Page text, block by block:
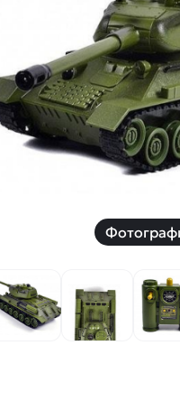
Дроны с 4k камерой
Скоростной катер
Вертолетик для детей ну
Машины 1 к 10
Скидки